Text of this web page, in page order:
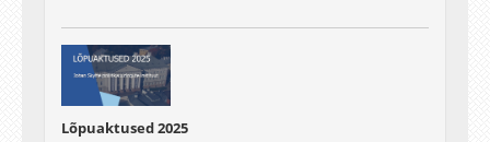
Lõpuaktused 2025